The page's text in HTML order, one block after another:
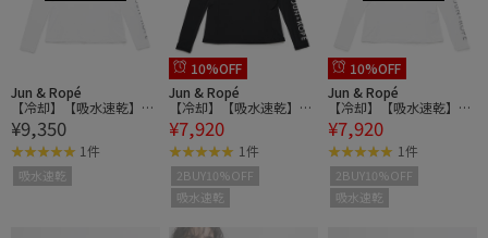
Jun & Ropé
【冷却】【吸水速乾】UV
モック長袖プルオーバー
¥9,350
1件
吸水速乾
10%OFF
Jun & Ropé
【冷却】【吸水速乾】UV
クルーネック長袖プルオ
ーバー
¥7,920
1件
2BUY10%OFF
吸水速乾
10%OFF
Jun & Ropé
【冷却】【吸水速乾】UV
クルーネック長袖プルオ
ーバー
¥7,920
1件
2BUY10%OFF
吸水速乾